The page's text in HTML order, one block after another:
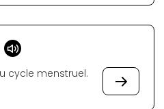
cycle menstruel.